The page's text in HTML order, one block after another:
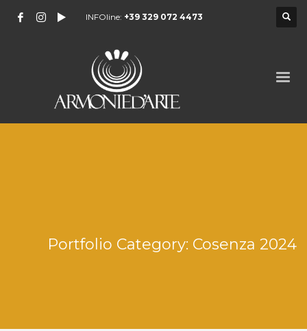
INFOline: +39 329 072 4473
Portfolio Category: Cosenza 2024